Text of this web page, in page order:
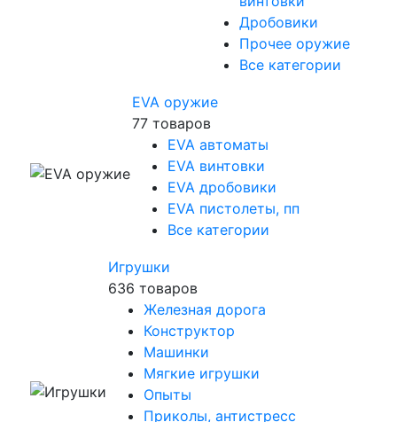
Дробовики
Прочее оружие
Все категории
EVA оружие
77 товаров
EVA автоматы
EVA винтовки
EVA дробовики
EVA пистолеты, пп
Все категории
Игрушки
636 товаров
Железная дорога
Конструктор
Машинки
Мягкие игрушки
Опыты
Приколы, антистресс